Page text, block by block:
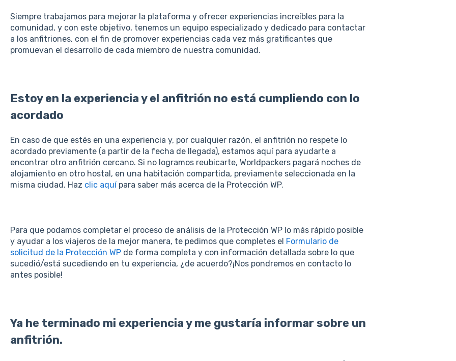
Siempre trabajamos para mejorar la plataforma y ofrecer experiencias increíbles para la
comunidad, y con este objetivo, tenemos un equipo especializado y dedicado para contactar
a los anfitriones, con el fin de promover experiencias cada vez más gratificantes que
promuevan el desarrollo de cada miembro de nuestra comunidad.
Estoy en la experiencia y el anfitrión no está cumpliendo con lo
acordado
En caso de que estés en una experiencia y, por cualquier razón, el anfitrión no respete lo
acordado previamente (a partir de la fecha de llegada), estamos aquí para ayudarte a
encontrar otro anfitrión cercano. Si no logramos reubicarte, Worldpackers pagará noches de
alojamiento en otro hostal, en una habitación compartida, previamente seleccionada en la
misma ciudad. Haz clic aquípara saber más acerca de la Protección WP.
Para que podamos completar el proceso de análisis de la Protección WP lo más rápido posible
y ayudar a los viajeros de la mejor manera, te pedimos que completes el Formulario de
solicitud de la Protección WP de forma completa y con información detallada sobre lo que
sucedió/está sucediendo en tu experiencia, ¿de acuerdo?¡Nos pondremos en contacto lo
antes posible!
Ya he terminado mi experiencia y me gustaría informar sobre un
anfitrión.